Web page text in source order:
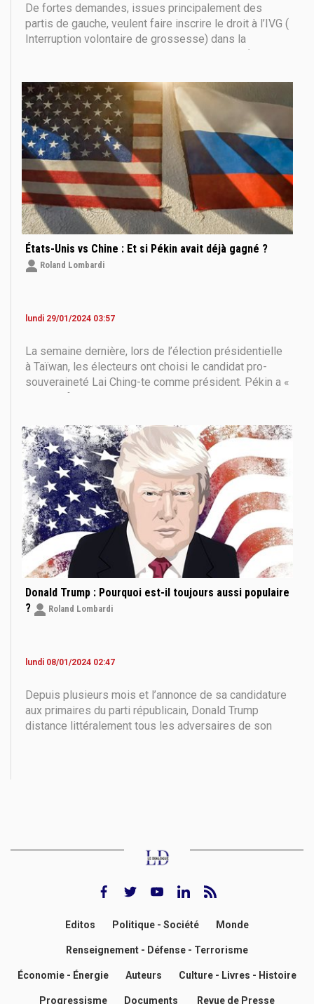
De fortes demandes, issues principalement des
partis de gauche, veulent faire inscrire le droit à l’IVG (
Interruption volontaire de grossesse) dans la
Constitution de la Ve République. Beaucoup d‘élus de
que la vague progressiste l’emporte…
États-Unis vs Chine : Et si Pékin avait déjà gagné ?
Roland Lombardi
lundi 29/01/2024 03:57
La semaine dernière, lors de l’élection présidentielle
à Taïwan, les électeurs ont choisi le candidat pro-
souveraineté Lai Ching-te comme président. Pékin a «
annoncent une recrudescence des tensions
Donald Trump : Pourquoi est-il toujours aussi populaire
?
Roland Lombardi
lundi 08/01/2024 02:47
Depuis plusieurs mois et l’annonce de sa candidature
aux primaires du parti républicain, Donald Trump
distance littéralement tous les adversaires de son
facebooktwitteryoutubeLinkedinrss feed
Editos Politique - Société Monde
Renseignement - Défense - Terrorisme
Économie - Énergie Auteurs Culture - Livres - Histoire
Progressisme Documents Revue de Presse